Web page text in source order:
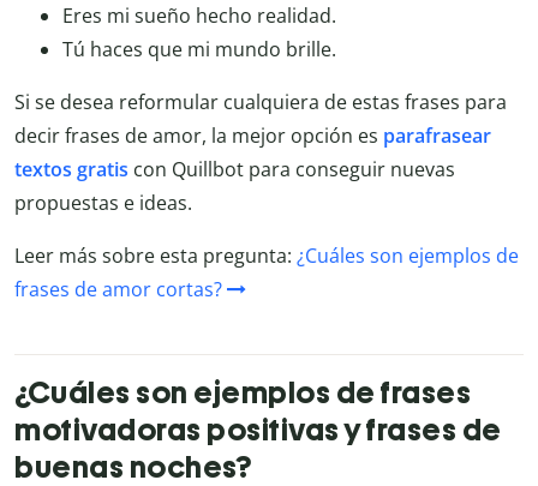
Eres mi sueño hecho realidad.
Tú haces que mi mundo brille.
Si se desea reformular cualquiera de estas frases para
decir frases de amor, la mejor opción es parafrasear
textos gratis con Quillbot para conseguir nuevas
propuestas e ideas.
Leer más sobre esta pregunta: ¿Cuáles son ejemplos de
frases de amor cortas?
¿Cuáles son ejemplos de frases
motivadoras positivas y frases de
buenas noches?